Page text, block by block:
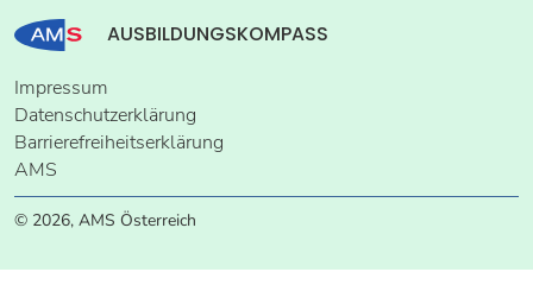
AUSBILDUNGSKOMPASS
Impressum
Datenschutzerklärung
Barrierefreiheitserklärung
AMS
© 2026, AMS Österreich